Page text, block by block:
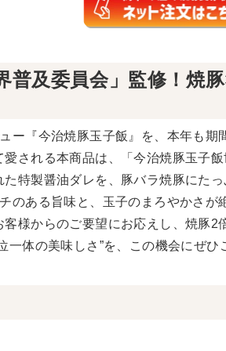
普及委員会」監修！焼
ー『今治焼豚玉子飯』を、本年も期
される本商品は、「今治焼豚玉子
特製醤油ダレを、豚バラ焼豚にた
のある旨味と、玉子のまろやかさ
様からのご要望にお応えし、焼豚
一体の美味しさ”を、この機会にぜひ